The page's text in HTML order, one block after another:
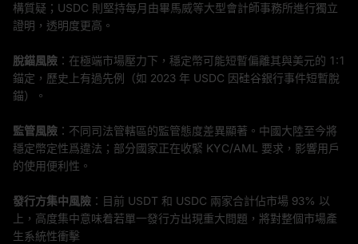
構質疑；USDC 則堅持每月由畢馬威等大型會計師事務所進行獨立
證明，透明度更高。
脫錨風險 ：在極端市場壓力下，穩定幣可能短暫偏離其與美元的 1:1
錨定，歷史上有過先例（如 2023 年 USDC 因硅谷銀行事件短暫脫
錨）。
監管風險 ：不同司法管轄區的監管態度差異顯著。中國大陸至今將
穩定幣定性爲違法；部分國家正在收緊 KYC/AML 要求，影響用戶
的使用便利性。
發行方集中風險 ：目前 USDT 和 USDC 兩家合計佔市場 93% 以
上，高度集中意味着若單一發行方出現重大問題，將對整個市場產
生系統性衝擊